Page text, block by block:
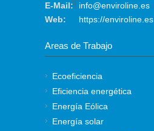
E-Mail: info@enviroline.es
Web:
https://enviroline.es
Areas de Trabajo
Ecoeficiencia
Eficiencia energética
Energía Eólica
Energía solar